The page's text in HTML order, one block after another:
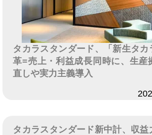
タカラスタンダード、「新生タカ
革=売上・利益成長同時に、生産
直しや実力主義導入
タカラスタンダード新中計、収益